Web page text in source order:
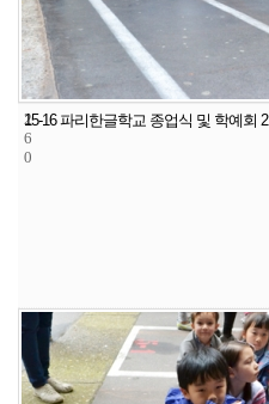
2
6
0
15-16 파리한글학교 종업식 및 학예회 2